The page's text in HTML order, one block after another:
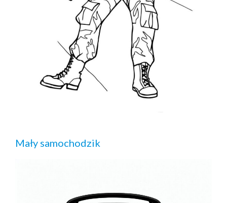
Mały samochodzik